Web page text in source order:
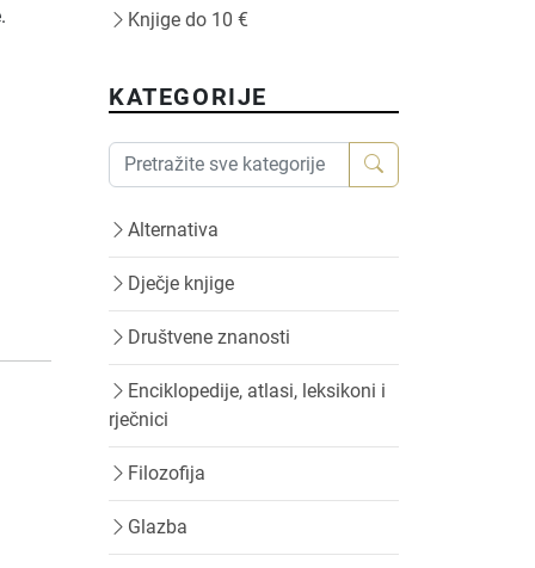
Knjige do 10 €
KATEGORIJE
Alternativa
Dječje knjige
Društvene znanosti
Enciklopedije, atlasi, leksikoni i
rječnici
Filozofija
Glazba